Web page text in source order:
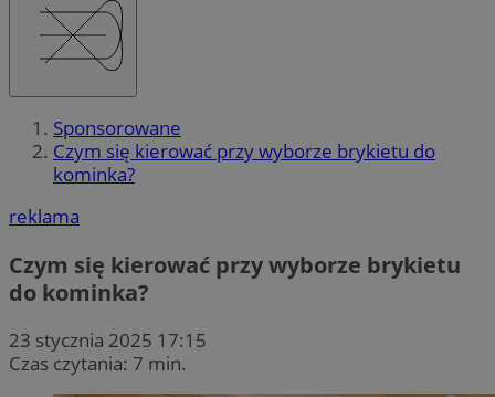
Sponsorowane
Czym się kierować przy wyborze brykietu do
kominka?
reklama
Czym się kierować przy wyborze brykietu
do kominka?
23 stycznia 2025 17:15
Czas czytania: 7 min.